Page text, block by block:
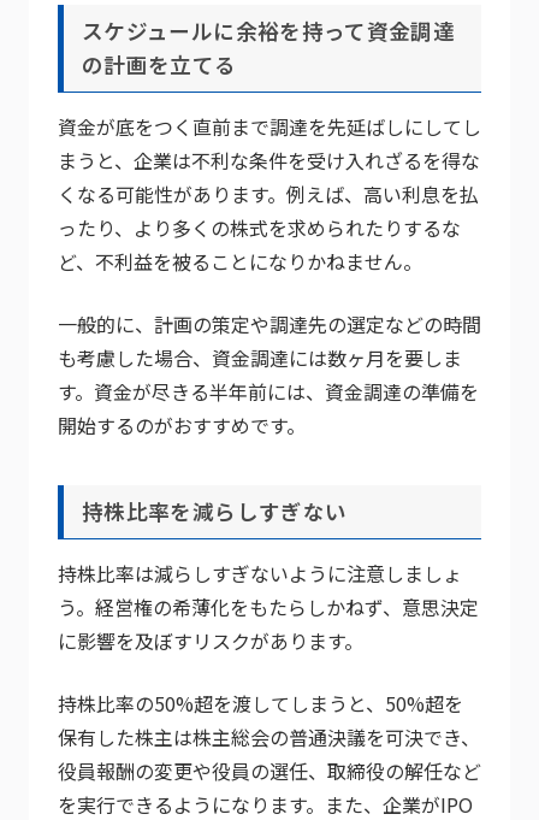
スケジュールに余裕を持って資金調達
の計画を立てる
資金が底をつく直前まで調達を先延ばしにしてし
まうと、企業は不利な条件を受け入れざるを得な
くなる可能性があります。例えば、高い利息を払
ったり、より多くの株式を求められたりするな
ど、不利益を被ることになりかねません。
一般的に、計画の策定や調達先の選定などの時間
も考慮した場合、資金調達には数ヶ月を要しま
す。資金が尽きる半年前には、資金調達の準備を
開始するのがおすすめです。
持株比率を減らしすぎない
持株比率は減らしすぎないように注意しましょ
う。経営権の希薄化をもたらしかねず、意思決定
に影響を及ぼすリスクがあります。
持株比率の50%超を渡してしまうと、50%超を
保有した株主は株主総会の普通決議を可決でき、
役員報酬の変更や役員の選任、取締役の解任など
を実行できるようになります。また、企業がIPO